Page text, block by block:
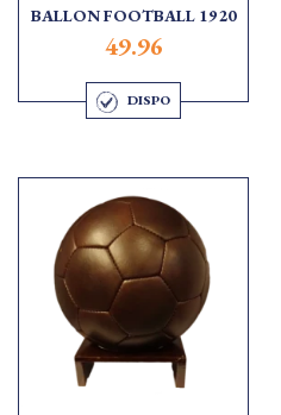
BALLON FOOTBALL 1920
49.96
DISPO